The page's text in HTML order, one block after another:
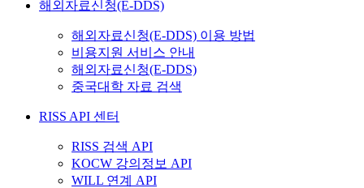
해외자료신청(E-DDS)
해외자료신청(E-DDS) 이용 방법
비용지원 서비스 안내
해외자료신청(E-DDS)
중국대학 자료 검색
RISS API 센터
RISS 검색 API
KOCW 강의정보 API
WILL 연계 API